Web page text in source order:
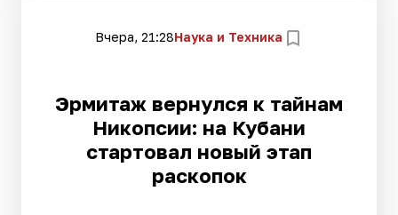
Вчера, 21:28Наука и Техника
Эрмитаж вернулся к тайнам
Никопсии: на Кубани
стартовал новый этап
раскопок